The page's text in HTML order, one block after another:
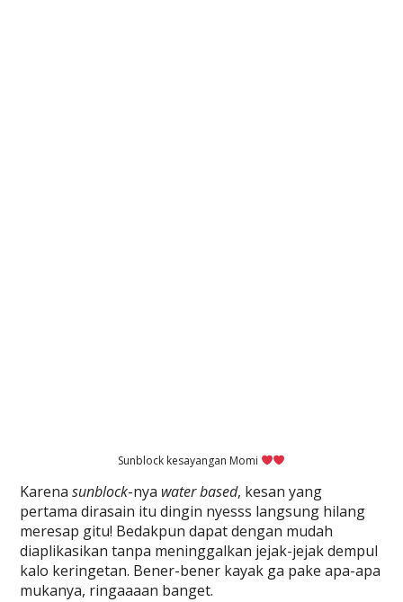
Sunblock kesayangan Momi
Karenasunblock-nya water based, kesan yang
pertama dirasain itu dingin nyesss langsung hilang
meresap gitu! Bedakpun dapat dengan mudah
diaplikasikan tanpa meninggalkan jejak-jejak dempul
kalo keringetan. Bener-bener kayak ga pake apa-apa
mukanya, ringaaaan banget.